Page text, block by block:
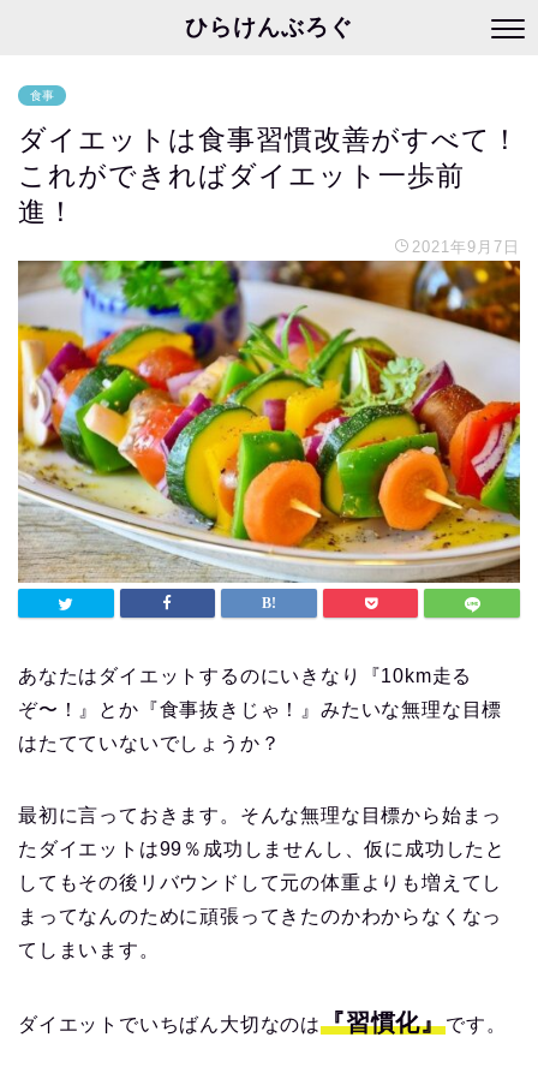
ひらけんぶろぐ
食事
ダイエットは食事習慣改善がすべて！
これができればダイエット一歩前
進！
2021年9月7日
あなたはダイエットするのにいきなり『10km走る
ぞ〜！』とか『食事抜きじゃ！』みたいな無理な目標
はたてていないでしょうか？
最初に言っておきます。そんな無理な目標から始まっ
たダイエットは99％成功しませんし、仮に成功したと
してもその後リバウンドして元の体重よりも増えてし
まってなんのために頑張ってきたのかわからなくなっ
てしまいます。
ダイエットでいちばん大切なのは『習慣化』です。